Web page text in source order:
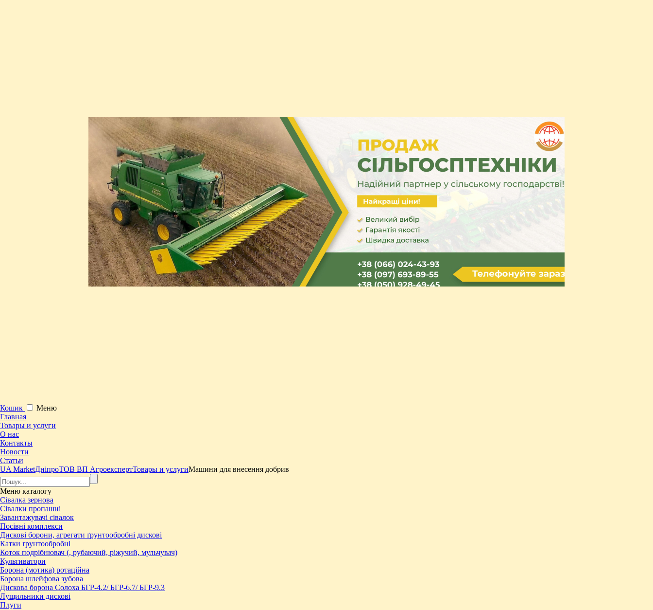
Кошик
Меню
Главная
Товары и услуги
О нас
Контакты
Новости
Статьи
UA MarketДніпроТОВ ВП АгроекспертТовары и услугиМашини для внесення добрив
Меню каталогу
Сівалка зернова
Сівалки пропашні
Завантажувачі сівалок
Посівні комплекси
Дискові борони, агрегати ґрунтообробні дискові
Катки ґрунтообробні
Коток подрібнювач (, рубаючий, ріжучий, мульчувач)
Культиватори
Борона (мотика) ротаційна
Борона шлейфова зубова
Дискова борона Солоха БГР-4.2/ БГР-6.7/ БГР-9.3
Лущильники дискові
Плуги